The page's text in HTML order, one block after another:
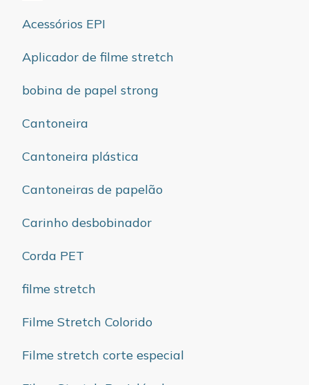
Acessórios EPI
Aplicador de filme stretch
bobina de papel strong
Cantoneira
Cantoneira plástica
Cantoneiras de papelão
Carinho desbobinador
Corda PET
filme stretch
Filme Stretch Colorido
Filme stretch corte especial